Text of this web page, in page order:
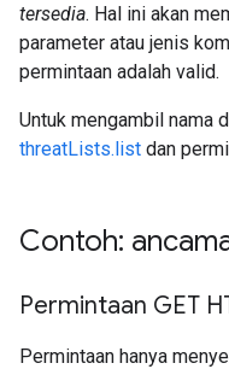
tersedia. Hal ini akan
parameter atau jenis
permintaan adalah valid.
Untuk mengambil nama
threatLists.list dan
Contoh:
Permintaan GET
Permintaan hanya